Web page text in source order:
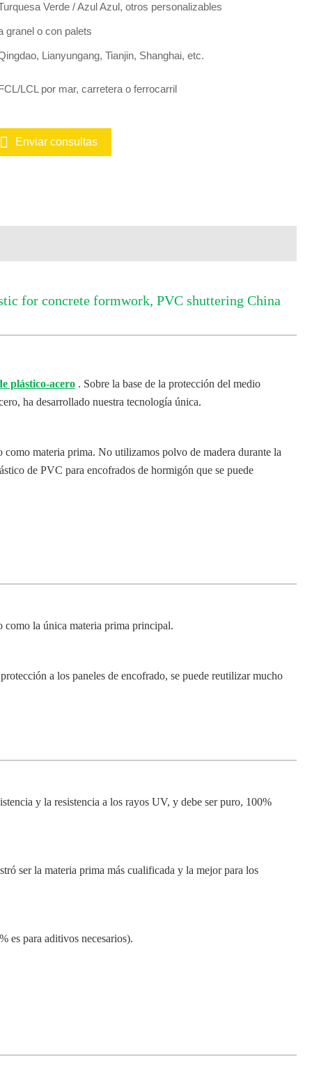
Verde / Azul Azul, otros personalizables
granel o con palets
Lianyungang, Tianjin, Shanghai, etc.
LCL por mar, carretera o ferrocarril
Enviar consultas
for concrete formwork, PVC shuttering China
plástico-acero . Sobre la base de la protección del medio
ha desarrollado nuestra tecnología única.
materia prima. No utilizamos polvo de madera durante la
de PVC para encofrados de hormigón que se puede
como la única materia prima principal.
a los paneles de encofrado, se puede reutilizar mucho
y la resistencia a los rayos UV, y debe ser puro, 100%
ser la materia prima más cualificada y la mejor para los
es para aditivos necesarios).